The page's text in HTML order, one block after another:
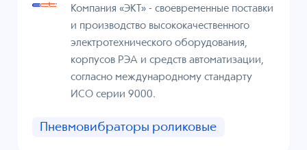
Компания «ЭКТ» - своевременные поставки
и производство высококачественного
электротехнического оборудования,
корпусов РЭА и средств автоматизации,
согласно международному стандарту
ИСО серии 9000.
Пневмовибраторы роликовые